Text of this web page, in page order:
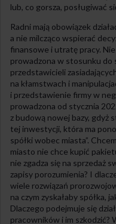
lub, co gorsza, posługiwać
Radni mają obowiązek
a nie milcząco wspierać
finansowe i utratę pracy.
prowadzona w stosunku do
przedstawicieli
na kłamstwach i
i przedstawienie firmy w
prowadzona od stycznia
z budową nowej bazy, gdyż
tej inwestycji, która ma
spółki wobec miasta”.
miasto nie chce kupić
nie zgadza się na sprzedaż
zapisy porozumienia? I
wiele rozwiązań
na czym zyskałaby spółka,
Dlaczego podejmuje się
pracowników i im szkodzić?